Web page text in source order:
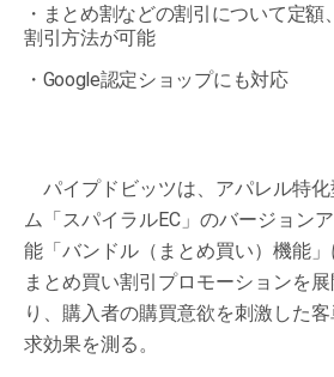
・まとめ割などの割引について定
割引方法が可能
・Google認定ショップにも対応
パイプドビッツは、アパレル特化
ム「スパイラルEC」のバージョン
能「バンドル（まとめ買い）機能
まとめ買い割引プロモーションを
り、購入者の購買意欲を刺激した
求効果を測る。